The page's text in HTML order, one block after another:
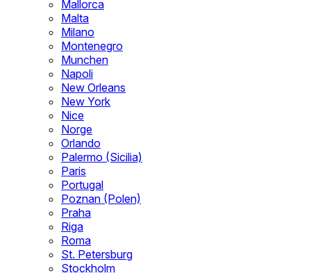
Mallorca
Malta
Milano
Montenegro
Munchen
Napoli
New Orleans
New York
Nice
Norge
Orlando
Palermo (Sicilia)
Paris
Portugal
Poznan (Polen)
Praha
Riga
Roma
St. Petersburg
Stockholm